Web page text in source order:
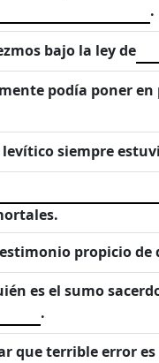
.
bajo la ley de
podía poner
levítico siempre
propicio de
es el sumo
.
que terrible error